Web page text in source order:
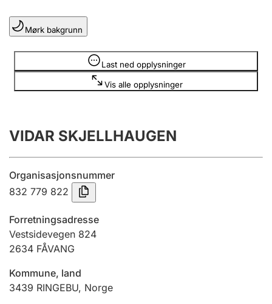
Lag og forening
Registrere, endre, slette
Årsregnskap
Innsending og forsinkelsesgebyr
Jeger
Mørk bakgrunn
Last ned opplysninger
Vis alle opplysninger
Opplysninger er skjult
VIDAR SKJELLHAUGEN
Organisasjonsnummer
832 779 822
Forretningsadresse
Vestsidevegen 824
2634 FÅVANG
Kommune, land
3439 RINGEBU, Norge